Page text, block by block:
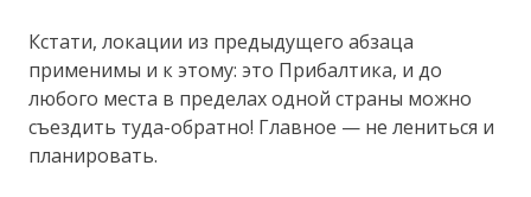
Кстати, локации из предыдущего абзаца
применимы и к этому: это Прибалтика, и до
любого места в пределах одной страны можно
съездить туда-обратно! Главное — не лениться и
планировать.